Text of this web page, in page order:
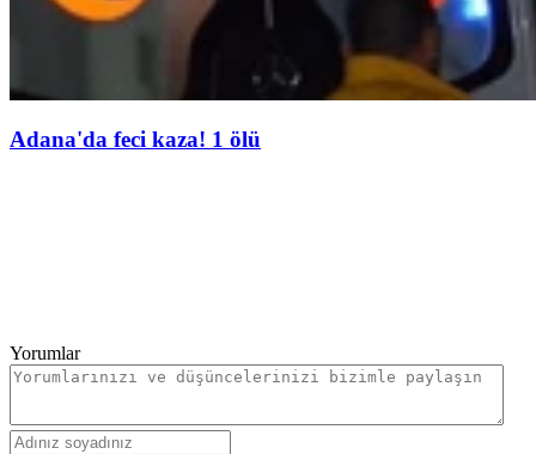
Adana'da feci kaza! 1 ölü
Yorumlar